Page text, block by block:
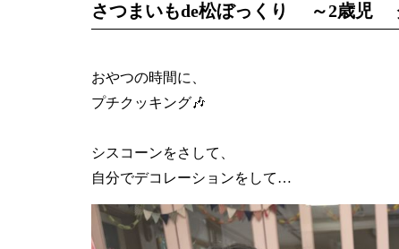
さつまいもde松ぼっくり ～2歳児
おやつの時間に、
プチクッキング🎶
シスコーンをさして、
自分でデコレーションをして…